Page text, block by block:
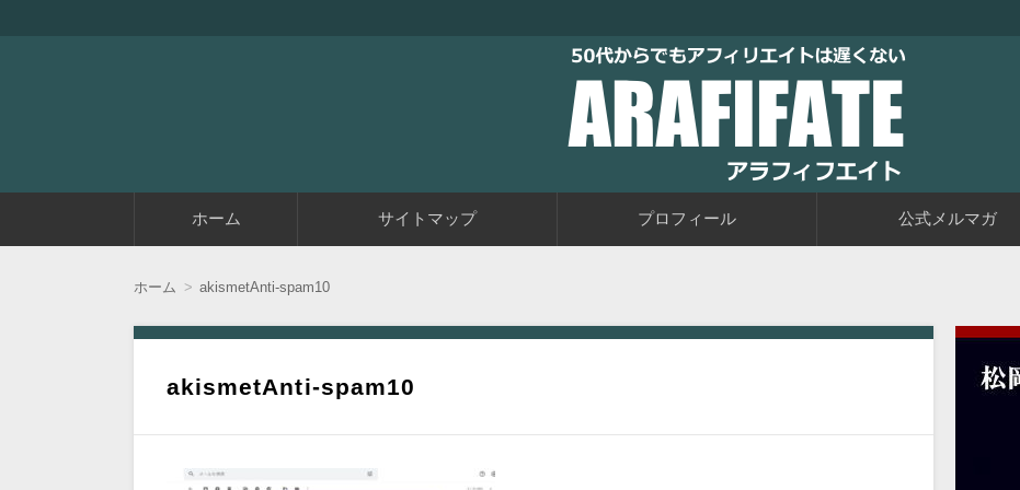
アラフィフエイト｜ 50代からでもアフィリエイトは遅く
『アラフィフエイト』は初めてアフィリエイトブログに取り組むブログ初心者の教科書です。老後に備えて今から副
ホーム サイトマップ プロフィール 公式メルマガ
ホーム akismetAnti-spam10
akismetAnti-spam10